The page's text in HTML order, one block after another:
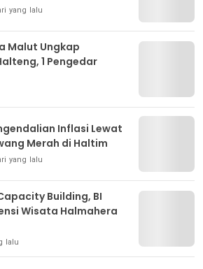
yang lalu
Malut Ungkap
1 Pengedar
Inflasi Lewat
Merah di Haltim
yang lalu
Building, BI
Wisata Halmahera
lalu